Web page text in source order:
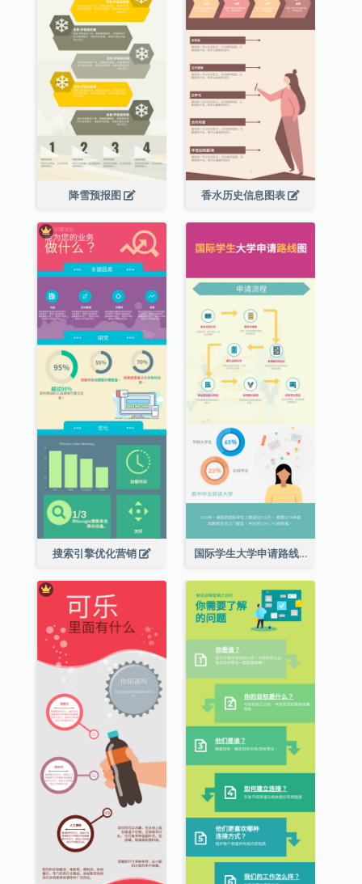
降雪预报图 香水历史信息图表
搜索引擎优化营销 国际学生大学申请路线图